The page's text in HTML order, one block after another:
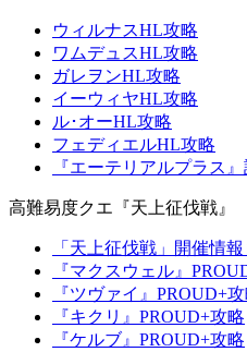
ウィルナスHL攻略
ワムデュスHL攻略
ガレヲンHL攻略
イーウィヤHL攻略
ル･オーHL攻略
フェディエルHL攻略
『エーテリアルプラス
高難易度クエ『天上征伐戦』
「天上征伐戦」開催情
『マクスウェル』
『ツヴァイ』PROUD+
『キクリ』PROUD+攻略
『ケルブ』PROUD+攻略